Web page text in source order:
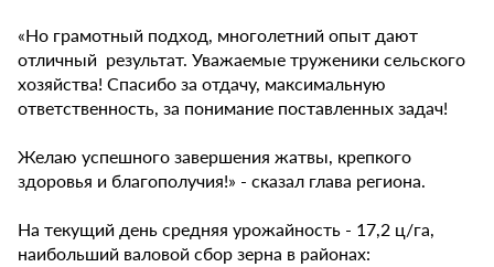
«Но грамотный подход, многолетний опыт дают
отличный результат. Уважаемые труженики сельского
хозяйства! Спасибо за отдачу, максимальную
ответственность, за понимание поставленных задач!
Желаю успешного завершения жатвы, крепкого
здоровья и благополучия!» - сказал глава региона.
На текущий день средняя урожайность - 17,2 ц/га,
наибольший валовой сбор зерна в районах: